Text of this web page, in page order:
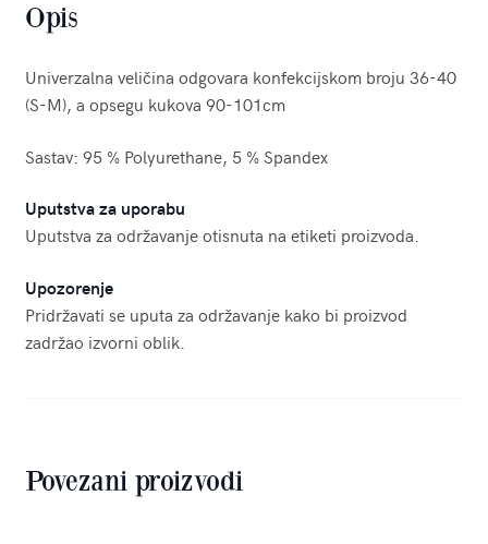
Opis
Univerzalna veličina odgovara konfekcijskom broju 36-40
(S-M), a opsegu kukova 90-101cm
Sastav: 95 % Polyurethane, 5 % Spandex
Uputstva za uporabu
Uputstva za održavanje otisnuta na etiketi proizvoda.
Upozorenje
Pridržavati se uputa za održavanje kako bi proizvod
zadržao izvorni oblik.
Povezani proizvodi